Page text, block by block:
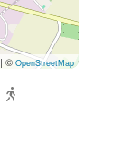
| © OpenStreetMap